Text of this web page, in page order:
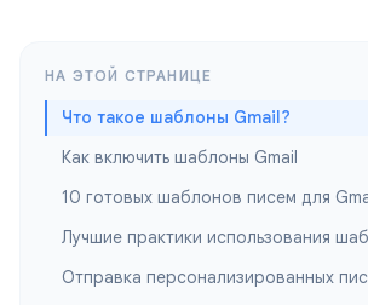
НА ЭТОЙ СТРАНИЦЕ
Что такое шаблоны Gmail?
Как включить шаблоны Gmail
10 готовых шаблонов писем для
Лучшие практики использования